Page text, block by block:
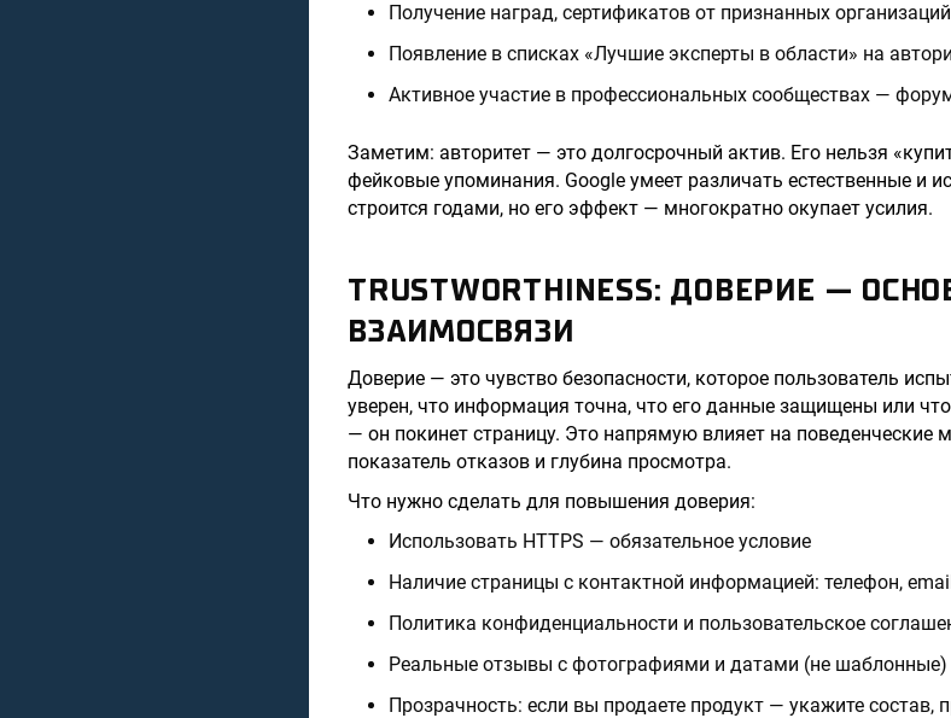
Получение наград, сертификатов от признанных организаций
Появление в списках «Лучшие эксперты в области» на
Активное участие в профессиональных сообществах —
Заметим: авторитет — это долгосрочный актив. Его нельзя
фейковые упоминания. Google умеет различать естественные и
строится годами, но его эффект — многократно окупает усилия.
TRUSTWORTHINESS: ДОВЕРИЕ —
ВЗАИМОСВЯЗИ
Доверие — это чувство безопасности, которое пользователь
уверен, что информация точна, что его данные защищены или
— он покинет страницу. Это напрямую влияет на поведенческие
показатель отказов и глубина просмотра.
Что нужно сделать для повышения доверия:
Использовать HTTPS — обязательное условие
Наличие страницы с контактной информацией: телефон,
Политика конфиденциальности и пользовательское
Реальные отзывы с фотографиями и датами (не шаблонные)
Прозрачность: если вы продаете продукт — укажите состав,